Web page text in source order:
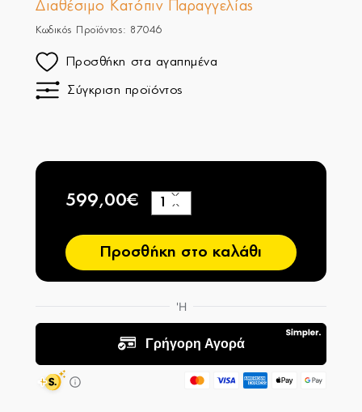
Διαθέσιμο Κατόπιν Παραγγελίας
Κωδικός Προϊόντος: 87046
Προσθήκη στα αγαπημένα
Σύγκριση προϊόντος
599,00€
−
+
Προσθήκη στο καλάθι